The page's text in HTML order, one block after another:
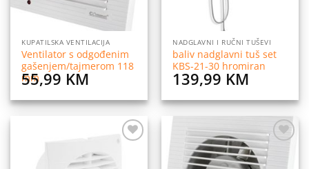
KUPATILSKA VENTILACIJA
Ventilator s odgođenim
gašenjem/tajmerom 118
mm
55,99 KM
NADGLAVNI I RUČNI TUŠEVI
baliv nadglavni tuš set
KBS-21-30 hromiran
139,99 KM